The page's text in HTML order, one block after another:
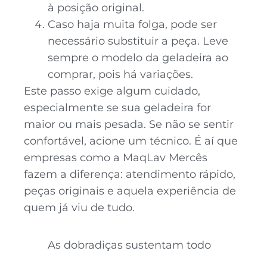
à posição original.
Caso haja muita folga, pode ser
necessário substituir a peça. Leve
sempre o modelo da geladeira ao
comprar, pois há variações.
Este passo exige algum cuidado,
especialmente se sua geladeira for
maior ou mais pesada. Se não se sentir
confortável, acione um técnico. É aí que
empresas como a MaqLav Mercês
fazem a diferença: atendimento rápido,
peças originais e aquela experiência de
quem já viu de tudo.
As dobradiças sustentam todo